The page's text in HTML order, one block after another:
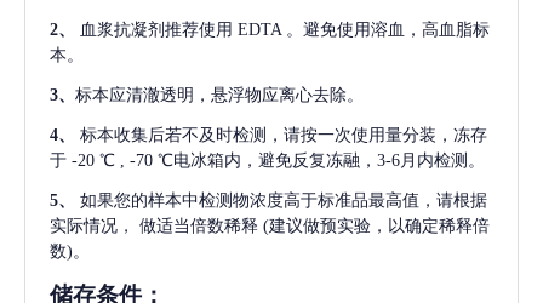
2、 血浆抗凝剂推荐使用 EDTA 。避免使用溶血，高血脂标
本。
3、 标本应清澈透明，悬浮物应离心去除。
4、
标本收集后若不及时检测，请按一次使用量分装，冻存
于 -20 ℃ , -70 ℃电冰箱内，避免反复冻融，3-6月内检测。
5、
如果您的样本中检测物浓度高于标准品最高值，请根据
实际情况，
做适当倍数稀释 (建议做预实验，以确定稀释倍
数)。
储存条件：